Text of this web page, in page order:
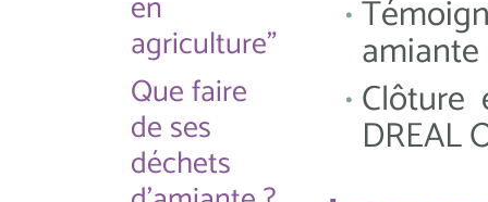
agriculture"
Que faire
de ses
déchets
amiante
DREAL